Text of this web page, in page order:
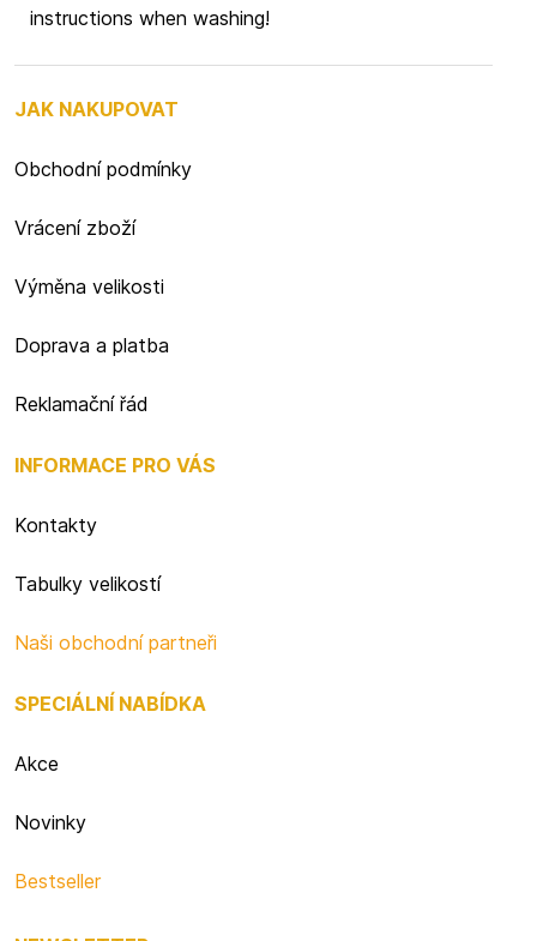
instructions when washing!
JAK NAKUPOVAT
Obchodní podmínky
Vrácení zboží
Výměna velikosti
Doprava a platba
Reklamační řád
INFORMACE PRO VÁS
Kontakty
Tabulky velikostí
Naši obchodní partneři
SPECIÁLNÍ NABÍDKA
Akce
Novinky
Bestseller